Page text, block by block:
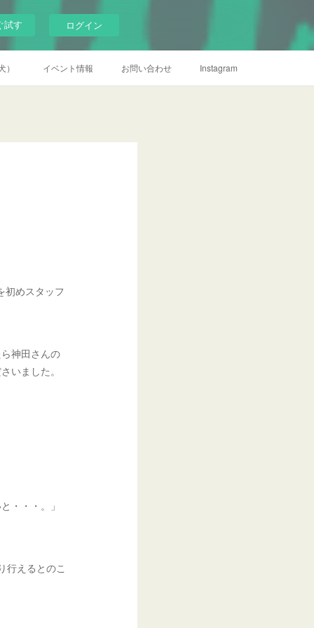
試す ログイン
イベント情報 お問い合わせ Instagram
初めスタッフ
神田さんの
いました。
・・・。」
行えるとのこ